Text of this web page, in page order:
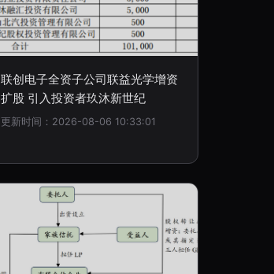
联创电子全资子公司联益光学增资
扩股 引入投资者玖沐新世纪
更新时间：2026-08-06 10:33:01